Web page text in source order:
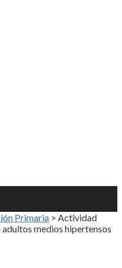
Primaria > Actividad
medios hipertensos